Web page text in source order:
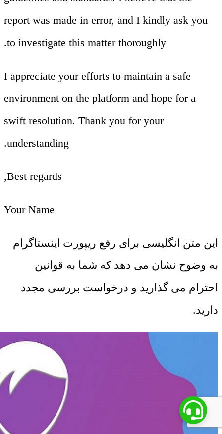
report was made in error, and I kindly ask you
to investigate this matter thoroughly.
I appreciate your efforts to maintain a safe
environment on the platform and hope for a
swift resolution. Thank you for your
understanding.
Best regards,
Your Name
این متن انگلیسی برای رفع ریپورت اینستاگرام
به وضوح نشان می ‌دهد که شما به قوانین
احترام می ‌گذارید و درخواست بررسی مجدد
دارید.